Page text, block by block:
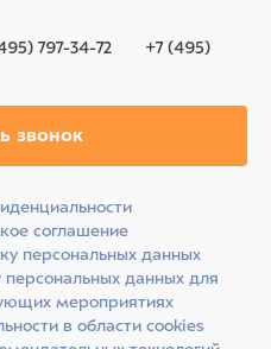
797-34-72
+7 (495)
звонок
соглашение
персональных данных
данных для
мероприятиях
в области cookies